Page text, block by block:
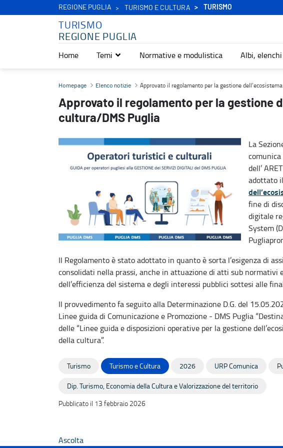
REGIONE PUGLIA TURISMO E CULTURA TURISMO
TURISMO
REGIONE PUGLIA
Home Temi Normative e modulistica Albi,
Approvato il regolamento per la gestione dell’ecosistema turismo-cultura/DMS
Homepage Elenco notizie Approvato il regolamento per la gestione
Approvato il regolamento per la gestione
cultura/DMS Puglia
La
dell’
adottato il
fine di
digitale
System
Il Regolamento è stato adottato in quanto è sorta l’esigenza di
consolidati nella prassi, anche in attuazione di atti sub normativi
dell’efficienza del sistema e degli interessi pubblici sottesi alle
Il provvedimento fa seguito alla Determinazione D.G. del
Linee guida di Comunicazione e Promozione - DMS Puglia
delle “Linee guida e disposizioni operative per la gestione
della cultura”.
Turismo Turismo e Cultura 2026 URP Comunica
Dip. Turismo, Economia della Cultura e Valorizzazione del territorio
Pubblicato il 13 febbraio 2026
Ascolta